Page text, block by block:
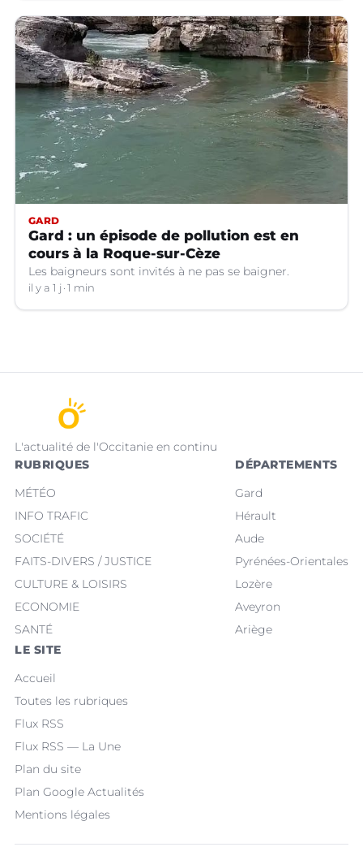
GARD
Gard : un épisode de pollution est en
cours à la Roque-sur-Cèze
Les baigneurs sont invités à ne pas se baigner.
il y a 1 j 1 min
L'actualité de l'Occitanie en continu
RUBRIQUES
MÉTÉO
INFO TRAFIC
SOCIÉTÉ
FAITS-DIVERS / JUSTICE
CULTURE & LOISIRS
ECONOMIE
SANTÉ
DÉPARTEMENTS
Gard
Hérault
Aude
Pyrénées-Orientales
Lozère
Aveyron
Ariège
LE SITE
Accueil
Toutes les rubriques
Flux RSS
Flux RSS — La Une
Plan du site
Plan Google Actualités
Mentions légales